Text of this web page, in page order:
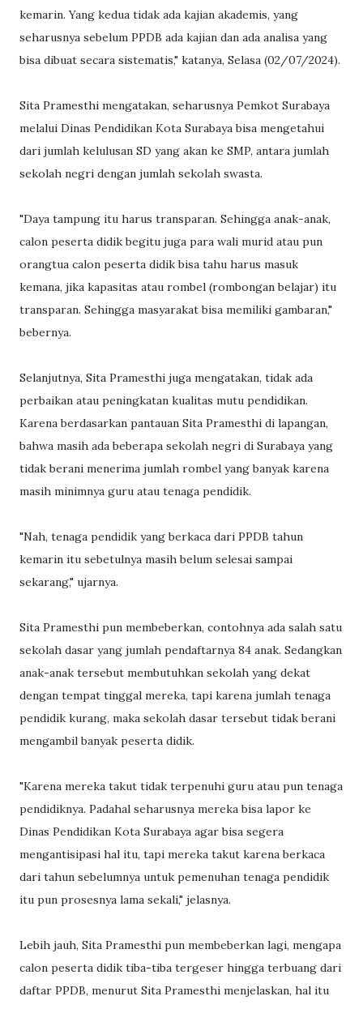
kemarin. Yang kedua tidak ada kajian akademis, yang
seharusnya sebelum PPDB ada kajian dan ada analisa yang
bisa dibuat secara sistematis," katanya, Selasa (02/07/2024).
Sita Pramesthi mengatakan, seharusnya Pemkot Surabaya
melalui Dinas Pendidikan Kota Surabaya bisa mengetahui
dari jumlah kelulusan SD yang akan ke SMP, antara jumlah
sekolah negri dengan jumlah sekolah swasta.
"Daya tampung itu harus transparan. Sehingga anak-anak,
calon peserta didik begitu juga para wali murid atau pun
orangtua calon peserta didik bisa tahu harus masuk
kemana, jika kapasitas atau rombel (rombongan belajar) itu
transparan. Sehingga masyarakat bisa memiliki gambaran,"
bebernya.
Selanjutnya, Sita Pramesthi juga mengatakan, tidak ada
perbaikan atau peningkatan kualitas mutu pendidikan.
Karena berdasarkan pantauan Sita Pramesthi di lapangan,
bahwa masih ada beberapa sekolah negri di Surabaya yang
tidak berani menerima jumlah rombel yang banyak karena
masih minimnya guru atau tenaga pendidik.
"Nah, tenaga pendidik yang berkaca dari PPDB tahun
kemarin itu sebetulnya masih belum selesai sampai
sekarang," ujarnya.
Sita Pramesthi pun membeberkan, contohnya ada salah satu
sekolah dasar yang jumlah pendaftarnya 84 anak. Sedangkan
anak-anak tersebut membutuhkan sekolah yang dekat
dengan tempat tinggal mereka, tapi karena jumlah tenaga
pendidik kurang, maka sekolah dasar tersebut tidak berani
mengambil banyak peserta didik.
"Karena mereka takut tidak terpenuhi guru atau pun tenaga
pendidiknya. Padahal seharusnya mereka bisa lapor ke
Dinas Pendidikan Kota Surabaya agar bisa segera
mengantisipasi hal itu, tapi mereka takut karena berkaca
dari tahun sebelumnya untuk pemenuhan tenaga pendidik
itu pun prosesnya lama sekali," jelasnya.
Lebih jauh, Sita Pramesthi pun membeberkan lagi, mengapa
calon peserta didik tiba-tiba tergeser hingga terbuang dari
daftar PPDB, menurut Sita Pramesthi menjelaskan, hal itu